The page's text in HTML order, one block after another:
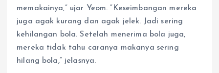
memakainya,” ujar Yeom. “Keseimbangan mereka
juga agak kurang dan agak jelek. Jadi sering
kehilangan bola. Setelah menerima bola juga,
mereka tidak tahu caranya makanya sering
hilang bola,” jelasnya.